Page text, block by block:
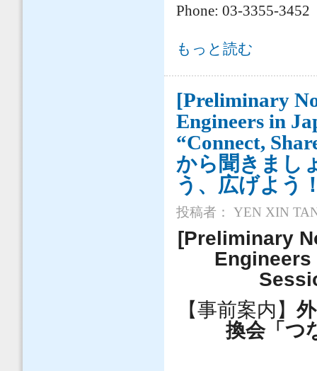
Phone: 03-3355-3452
[Notice of Application Closure] Let's
集終了のお知らせ】外国籍技術者
もっと読む
[Preliminary
Engineers in
“Connect,
から聞きまし
う、広げよう
投稿者： YEN XIN
[Preliminary
【事前案内】
換会「つ